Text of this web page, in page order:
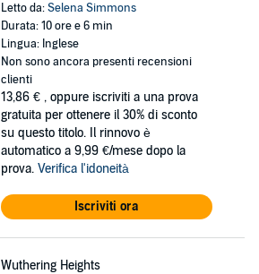
Letto da:Selena Simmons
Durata: 10 ore e 6 min
Lingua: Inglese
Non sono ancora presenti recensioni
clienti
13,86 € , oppure iscriviti a una prova
gratuita per ottenere il 30% di sconto
su questo titolo. Il rinnovo è
automatico a 9,99 €/mese dopo la
prova. Verifica l'idoneità
Iscriviti ora
Wuthering Heights